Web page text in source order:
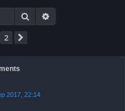
Search
2
2017, 22:14